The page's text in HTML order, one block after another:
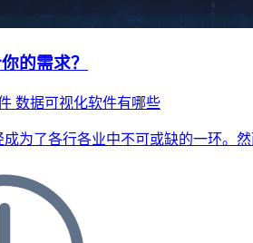
的需求？
数据可视化软件有哪些
为了各行各业中不可或缺的一环